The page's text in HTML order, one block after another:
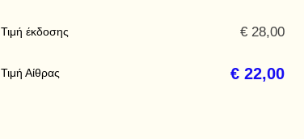
Τιμή έκδοσης
Τιμή Αίθρας
€ 28,00
€ 22,00